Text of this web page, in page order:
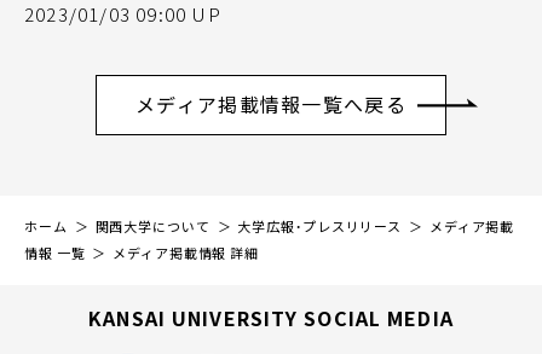
2023/01/03 09:00 UP
メディア掲載情報一覧へ戻る
ホーム 関西大学について 大学広報・プレスリリース
メディア掲載
情報 一覧
メディア掲載情報 詳細
KANSAI UNIVERSITY SOCIAL MEDIA